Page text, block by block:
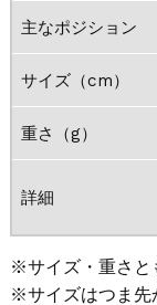
主なポジション
サイズ（cm）
重さ（g）
詳細
※サイズ・重さと
※サイズはつま先